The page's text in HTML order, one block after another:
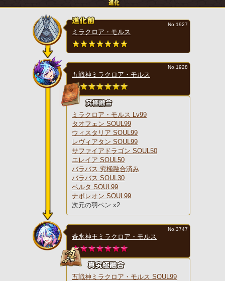
ミラクロア・モルス
No.1927
五戦神ミラクロア・モルス
No.1928
ミラクロア・モルス Lv99
タオフェン SOUL99
ウィスタリア SOUL99
レヴィアタン SOUL99
サファイアドラゴン SOUL50
エレイア SOUL50
バラバス 究極融合済み
バラバス SOUL30
ベルタ SOUL99
ナポレオン SOUL99
次元の羽ペン x2
蒼氷神王ミラクロア・モルス
No.3747
五戦神ミラクロア・モルス SOUL99